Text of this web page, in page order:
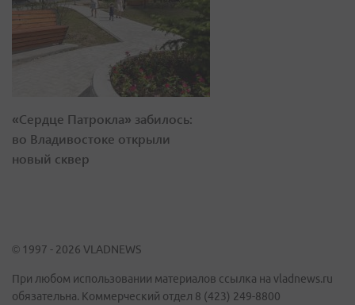
«Сердце Патрокла» забилось:
во Владивостоке открыли
новый сквер
© 1997 - 2026 VLADNEWS
При любом использовании материалов ссылка на vladnews.ru
обязательна. Коммерческий отдел 8 (423) 249-8800